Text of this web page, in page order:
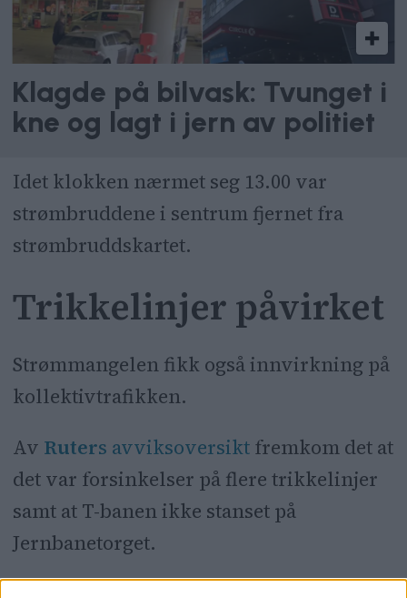
Klagde på bilvask: Tvunget i
kne og lagt i jern av politiet
Idet klokken nærmet seg 13.00 var
strømbruddene i sentrum fjernet fra
strømbruddskartet.
Trikkelinjer påvirket
Strømmangelen fikk også innvirkning på
kollektivtrafikken.
Av Ruters avviksoversiktfremkom det at
det var forsinkelser på flere trikkelinjer
samt at T-banen ikke stanset på
Jernbanetorget.